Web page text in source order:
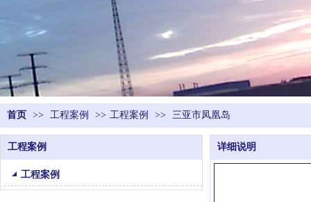
首页 >> 工程案例 >> 工程案例 >> 三亚市凤凰岛
工程案例
工程案例
详细说明